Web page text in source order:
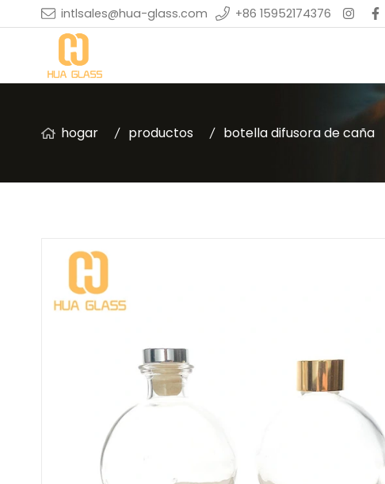
intlsales@hua-glass.com +86 15952174376
hogar productos botella difusora de caña